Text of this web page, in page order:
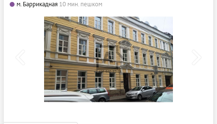
м. Баррикадная 10 мин. пешком